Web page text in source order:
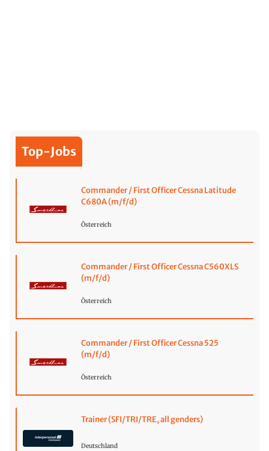
Top-Jobs
Commander / First Officer Cessna Latitude
C680A (m/f/d)
Österreich
Commander / First Officer Cessna C560XLS
(m/f/d)
Österreich
Commander / First Officer Cessna 525
(m/f/d)
Österreich
Trainer (SFI/TRI/TRE, all genders)
Deutschland